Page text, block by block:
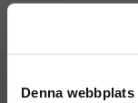
Denna
0445116058